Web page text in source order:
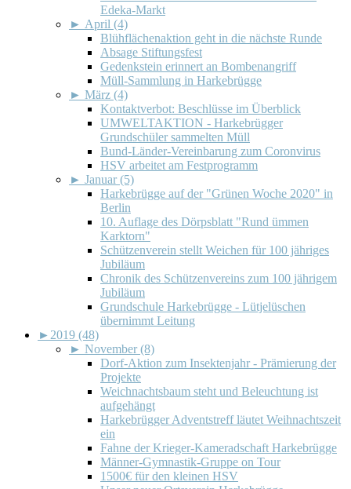
Edeka-Markt
► April (4)
Blühflächenaktion geht in die nächste Runde
Absage Stiftungsfest
Gedenkstein erinnert an Bombenangriff
Müll-Sammlung in Harkebrügge
► März (4)
Kontaktverbot: Beschlüsse im Überblick
UMWELTAKTION - Harkebrügger
Grundschüler sammelten Müll
Bund-Länder-Vereinbarung zum Coronvirus
HSV arbeitet am Festprogramm
► Januar (5)
Harkebrügge auf der "Grünen Woche 2020" in
Berlin
10. Auflage des Dörpsblatt "Rund ümmen
Karktorn"
Schützenverein stellt Weichen für 100 jähriges
Jubiläum
Chronik des Schützenvereins zum 100 jährigem
Jubiläum
Grundschule Harkebrügge - Lütjelüschen
übernimmt Leitung
► 2019 (48)
► November (8)
Dorf-Aktion zum Insektenjahr - Prämierung der
Projekte
Weichnachtsbaum steht und Beleuchtung ist
aufgehängt
Harkebrügger Adventstreff läutet Weihnachtszeit
ein
Fahne der Krieger-Kameradschaft Harkebrügge
Männer-Gymnastik-Gruppe on Tour
1500€ für den kleinen HSV